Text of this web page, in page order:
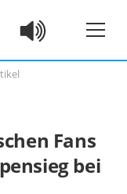
Fans
bei